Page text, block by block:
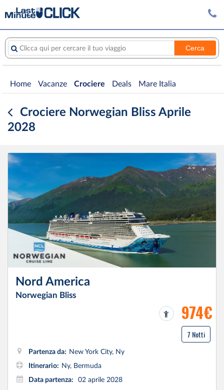
Clicca qui per cercare il tuo viaggio Cerca
Home Vacanze Crociere Deals Mare Italia
Crociere Norwegian Bliss Aprile
2028
Nord America
Norwegian Bliss
974€
7 Notti
Partenza da: New York City, Ny
Itinerario: Ny, Bermuda
Data partenza:
02 aprile 2028